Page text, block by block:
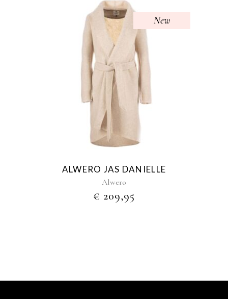
New
Dit
product
heeft
meerdere
variaties.
optie
worden
op
de
ALWERO JAS DANIELLE
Alwero
€ 209,95